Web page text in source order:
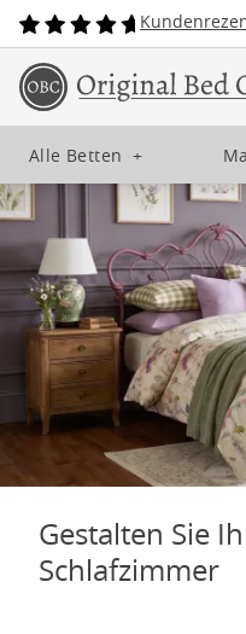
Alle Betten +
Gestalten Sie
Schlafzimmer